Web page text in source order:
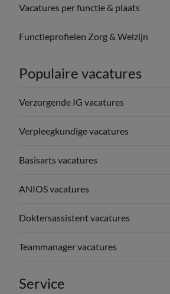
Vacatures per functie & plaats
Functieprofielen Zorg & Welzijn
Populaire vacatures
Verzorgende IG vacatures
Verpleegkundige vacatures
Basisarts vacatures
ANIOS vacatures
Doktersassistent vacatures
Teammanager vacatures
Service